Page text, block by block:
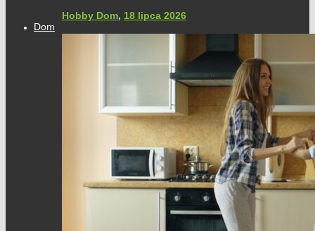
Hobby Dom, 18 lipca 2026
Dom